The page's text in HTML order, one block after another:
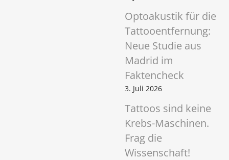
Optoakustik für die
Tattooentfernung:
Neue Studie aus
Madrid im
Faktencheck
3. Juli 2026
Tattoos sind keine
Krebs-Maschinen.
Frag die
Wissenschaft!